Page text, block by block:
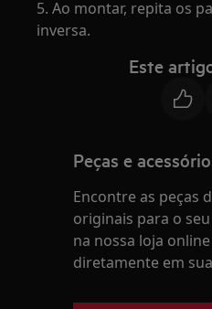
5. Ao montar, repita os
inversa.
Este
Peças e
Encontre as peças
originais para o
na nossa loja
diretamente em